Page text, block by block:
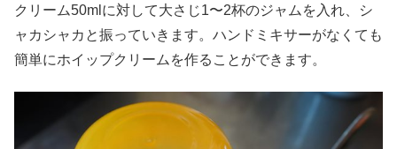
クリーム50mlに対して大さじ1〜2杯のジャムを入れ、シ
ャカシャカと振っていきます。ハンドミキサーがなくても
簡単にホイップクリームを作ることができます。